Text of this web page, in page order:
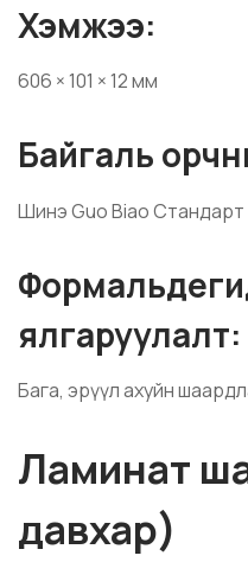
Хэмжээ:
606 × 101 × 12 мм
Байгаль
Шинэ Guo Biao Стандарт
ялгаруулалт:
Бага, эрүүл ахуйн
Ламинат
давхар)